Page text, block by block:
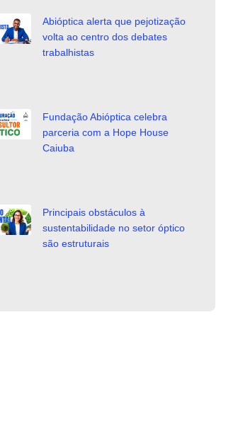
Abióptica alerta que pejotização
volta ao centro dos debates
trabalhistas
Fundação Abióptica celebra
parceria com a Hope House
Caiuba
Principais obstáculos à
sustentabilidade no setor óptico
são estruturais